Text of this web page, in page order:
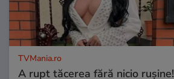
TVMania.ro
A rupt tăcerea fără nicio rușine!